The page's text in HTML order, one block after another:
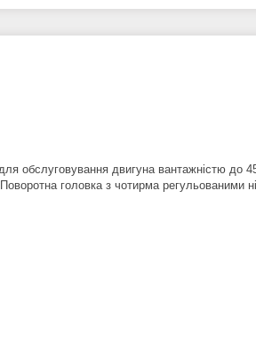
обслуговування двигуна вантажністю до
головка з чотирма регульованими